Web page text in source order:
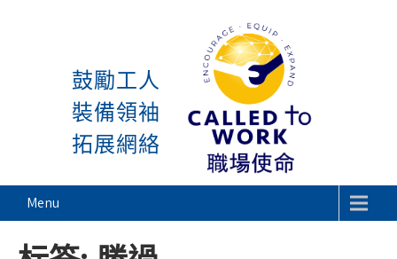
Called To Work
鼓勵工人
裝備領袖
拓展網絡
Menu